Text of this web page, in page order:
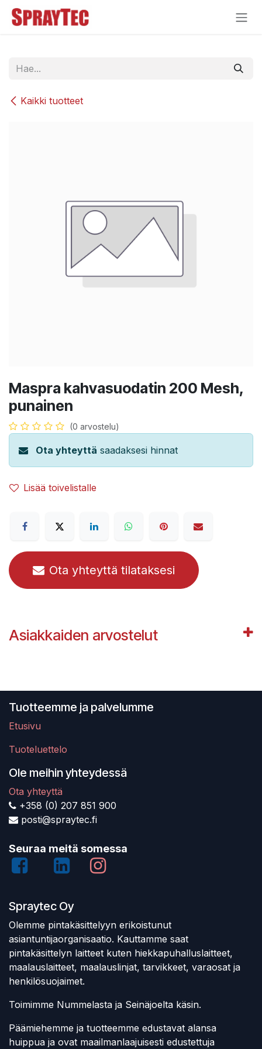
Siirry sisältöön
Kaikki tuotteet
Maspra kahvasuodatin 200 Mesh,
punainen
(0 arvostelu)
Ota yhteyttä saadaksesi hinnat
Lisää toivelistalle
Ota yhteyttä tilataksesi
Asiakkaiden arvostelut
Tuotteemme ja palvelumme
Etusivu
Tuoteluettelo
Ole meihin yhteydessä
Ota yhteyttä
+358 (0) 207 851 900
posti@spraytec.fi
Seuraa meitä somessa
Spraytec Oy
Olemme pintakäsittelyyn erikoistunut
asiantuntijaorganisaatio. Kauttamme saat
pintakäsittelyn laitteet kuten hiekkapuhalluslaitteet,
maalauslaitteet, maalauslinjat, tarvikkeet, varaosat ja
henkilösuojaimet.
Toimimme Nummelasta ja Seinäjoelta käsin.
Päämiehemme ja tuotteemme edustavat alansa
huippua ja ovat maailmanlaajuisesti edustettuja